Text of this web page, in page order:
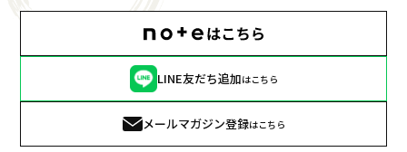
LINE友だち追加はこちら
メールマガジン登録はこちら